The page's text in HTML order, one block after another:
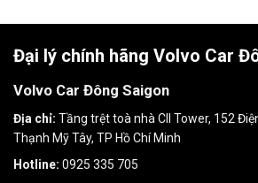
Đại lý chính hãng Volvo Car
Volvo Car Đông Saigon
Địa chỉ: Tầng trệt toà nhà CII Tower, 152
Thạnh Mỹ Tây, TP Hồ Chí Minh
Hotline: 0925 335 705